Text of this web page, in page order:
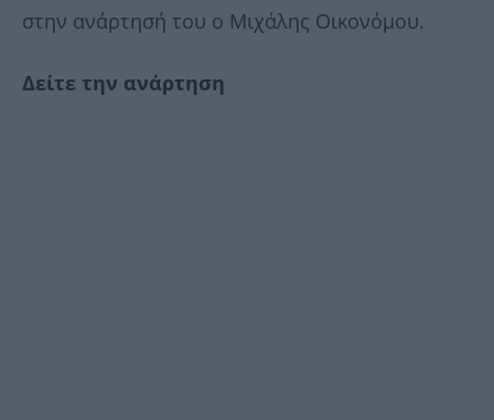
στην ανάρτησή του ο Μιχάλης Οικονόμου.
Δείτε την ανάρτηση